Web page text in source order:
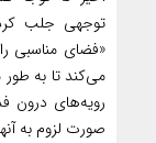
توجهی جلب
«فضای مناسبی
می‌کند تا به طور
رویه‌های درون
صورت لزوم به